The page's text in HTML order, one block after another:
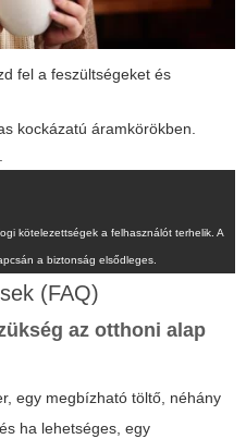
fel a feszültségeket és
kockázatú áramkörökben.
kötelezettségek a felhasználót terhelik. A
a biztonság elsődleges.
(FAQ)
az otthoni alap
egy megbízható töltő, néhány
ha lehetséges, egy